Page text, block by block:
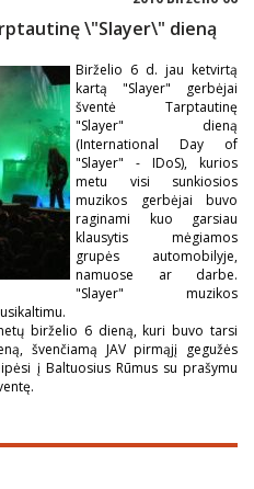
\"Slayer\" dieną
Birželio 6 d. jau ketvirtą
kartą "Slayer" gerbėjai
šventė Tarptautinę
"Slayer" dieną
(International Day of
"Slayer" - IDoS), kurios
metu visi sunkiosios
muzikos gerbėjai buvo
raginami kuo garsiau
klausytis mėgiamos
grupės automobilyje,
namuose ar darbe.
"Slayer" muzikos
birželio 6 dieną, kuri buvo tarsi
švenčiamą JAV pirmąjį gegužės
į Baltuosius Rūmus su prašymu